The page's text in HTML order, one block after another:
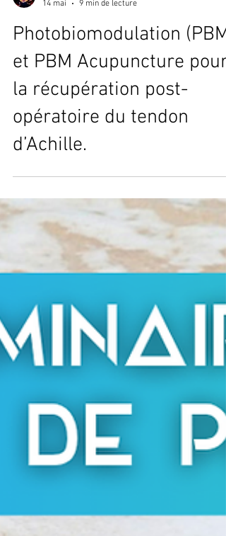
14 mai
9 min de lecture
Photobiomodulation (PBM)
et PBM Acupuncture pour
la récupération post-
opératoire du tendon
d’Achille.